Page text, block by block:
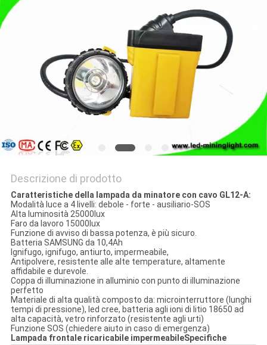
Descrizione di prodotto
Caratteristiche della lampada da minatore con cavo GL12-A:
Modalità luce a 4 livelli: debole - forte - ausiliario-SOS
Alta luminosità 25000lux
Faro da lavoro 15000lux
Funzione di avviso di bassa potenza, è più sicuro.
Batteria SAMSUNG da 10,4Ah
Ignifugo, ignifugo, antiurto, impermeabile,
Antipolvere, resistente alle alte temperature, altamente
affidabile e durevole.
Coppa di illuminazione in alluminio con punto di illuminazione
perfetto
Materiale di alta qualità composto da: microinterruttore (lunghi
tempi di pressione), led cree, batteria agli ioni di litio 18650 ad
alta capacità, vetro rinforzato (resistente agli urti)
Funzione SOS (chiedere aiuto in caso di emergenza)
Lampada frontale ricaricabile impermeabileSpecifiche